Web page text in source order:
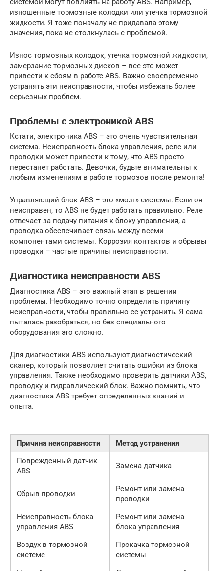
системой могут повлиять на работу ABS. Например,
изношенные тормозные колодки или утечка тормозной
жидкости. Я тоже поначалу не придавала этому
значения, пока не столкнулась с проблемой.
Износ тормозных колодок, утечка тормозной жидкости,
замерзание тормозных дисков – все это может
привести к сбоям в работе ABS. Важно своевременно
устранять эти неисправности, чтобы избежать более
серьезных проблем.
Проблемы с электроникой ABS
Кстати, электроника ABS – это очень чувствительная
система. Неисправность блока управления, реле или
проводки может привести к тому, что ABS просто
перестанет работать. Девочки, будьте внимательны к
любым изменениям в работе тормозов после ремонта!
Управляющий блок ABS – это «мозг» системы. Если он
неисправен, то ABS не будет работать правильно. Реле
отвечает за подачу питания к блоку управления, а
проводка обеспечивает связь между всеми
компонентами системы. Коррозия контактов и обрывы
проводки – частые причины неисправности.
Диагностика неисправности ABS
Диагностика ABS – это важный этап в решении
проблемы. Необходимо точно определить причину
неисправности, чтобы правильно ее устранить. Я сама
пыталась разобраться, но без специального
оборудования это сложно.
Для диагностики ABS используют диагностический
сканер, который позволяет считать ошибки из блока
управления. Также необходимо проверить датчики ABS,
проводку и гидравлический блок. Важно помнить, что
диагностика ABS требует определенных знаний и
опыта.
Причина неисправности
Метод устранения
Поврежденный датчик
ABS
Замена датчика
Обрыв проводки
Ремонт или замена
проводки
Неисправность блока
управления ABS
Ремонт или замена
блока управления
Воздух в тормозной
системе
Прокачка тормозной
системы